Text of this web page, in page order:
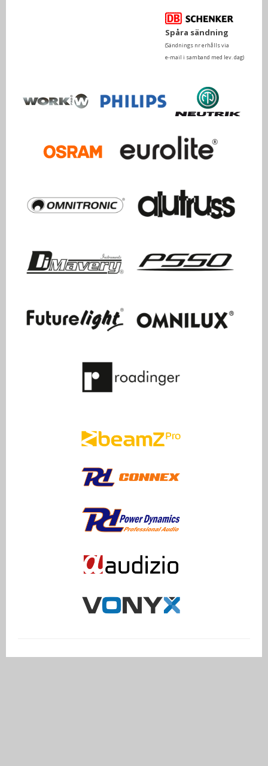
Spåra sändning
(Sändnings nr erhålls via
e-mail i samband med lev. dag)